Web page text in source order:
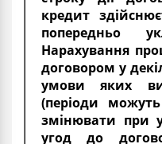
кредит
попередньо
Нарахування
договором у
умови яких
(періоди
змінювати при
угод до